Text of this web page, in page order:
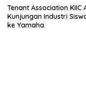
Tenant Association KIIC
Kunjungan Industri
ke Yamaha